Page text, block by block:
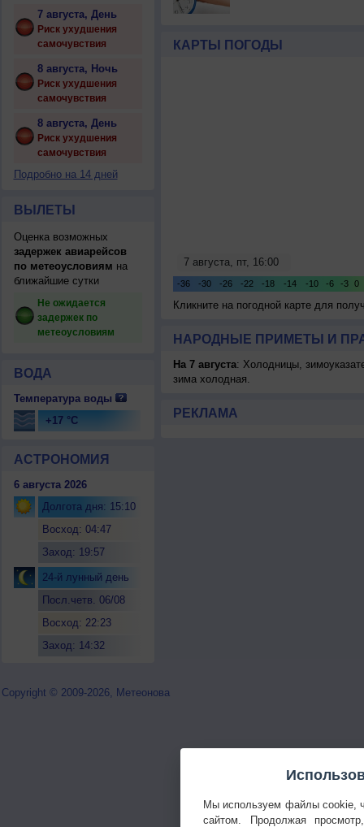
7 августа, День
Риск ухудшения
самочувствия
8 августа, Ночь
Риск ухудшения
самочувствия
8 августа, День
Риск ухудшения
самочувствия
Подробно на 14 дней
ВЫЛЕТЫ
Оценка возможных
задержек авиарейсов
по метеоусловиям на
ближайшие сутки
Не ожидается
задержек по
метеоусловиям
ВОДА
Температура воды
+17 °C
АСТРОНОМИЯ
6 августа 2026
Долгота дня: 15:10
Восход: 04:47
Заход: 19:57
24-й лунный день
Посл.четв. 06/08
Восход: 22:23
Заход: 14:32
КАРТЫ ПОГОДЫ
Кликните на погодной карте для
НАРОДНЫЕ ПРИМЕТЫ И
На 7 августа: Холодницы,
зима холодная.
РЕКЛАМА
Copyright © 2009-2026, Метеонова
Мы используем файлы cookie,
сайтом. Продолжая